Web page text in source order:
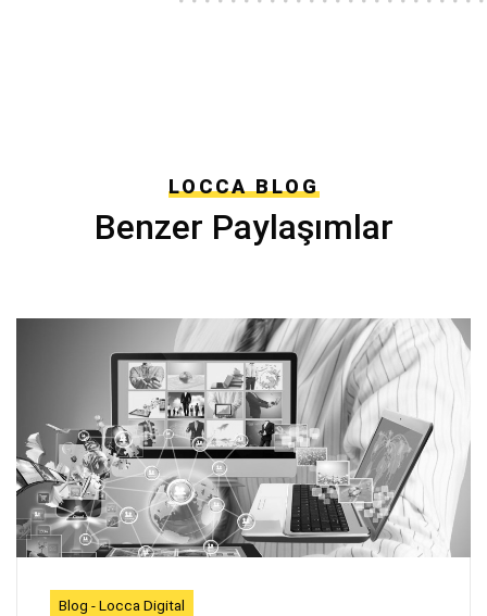
LOCCA BLOG
Benzer Paylaşımlar
Blog - Locca Digital